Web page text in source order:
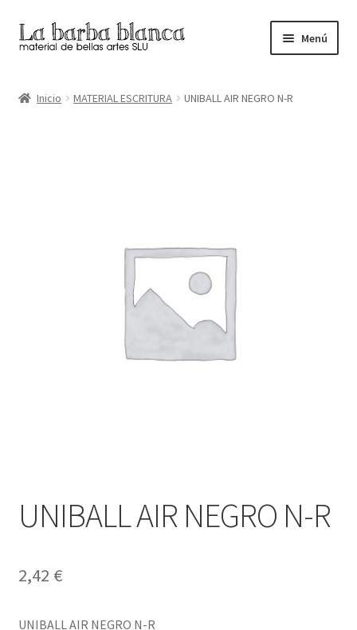
Ir
a
navegación
Ir
al
Menú
Inicio MATERIAL ESCRITURA UNIBALL AIR NEGRO N-R
UNIBALL AIR NEGRO N-R
2,42 €
UNIBALL AIR NEGRO N-R